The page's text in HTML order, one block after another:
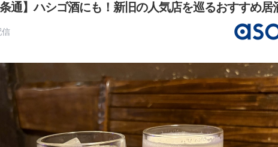
条通】ハシゴ酒にも！新旧の人気店を巡るおすすめ居
信